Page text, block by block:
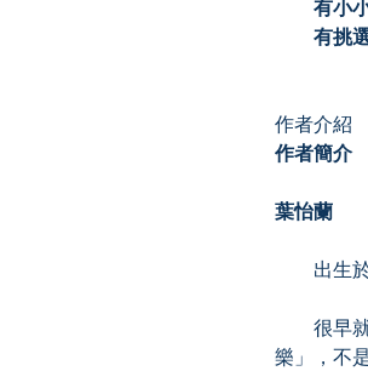
有小小
有挑選
作者介紹
作者簡介
葉怡蘭
出生於
很早就
樂」，不